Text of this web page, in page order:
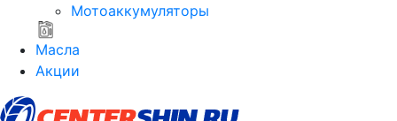
Мотоаккумуляторы
Масла
Акции